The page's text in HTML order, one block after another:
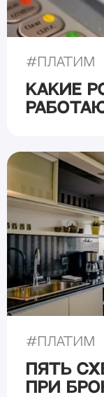
# Платим
Какие
# Платим
Пять
при